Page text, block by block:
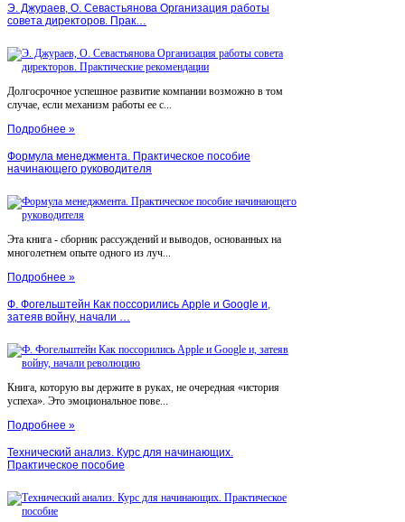
Э. Джураев, О. Севастьянова Организация работы
совета директоров. Прак…
Долгосрочное успешное развитие компании возможно в том
случае, если механизм работы ее с...
Подробнее »
Формула менеджмента. Практическое пособие
начинающего руководителя
Эта книга - сборник рассуждений и выводов, основанных на
многолетнем опыте одного из луч...
Подробнее »
Ф. Фогельштейн Как поссорились Apple и Google и,
затеяв войну, начали …
Книга, которую вы держите в руках, не очередная «история
успеха». Это эмоциональное пове...
Подробнее »
Технический анализ. Курс для начинающих.
Практическое пособие